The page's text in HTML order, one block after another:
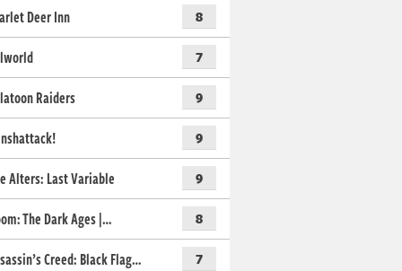
Deer Inn 8
7
Raiders 9
9
Alters: Last Variable 9
The Dark Ages |… 8
Creed: Black Flag… 7